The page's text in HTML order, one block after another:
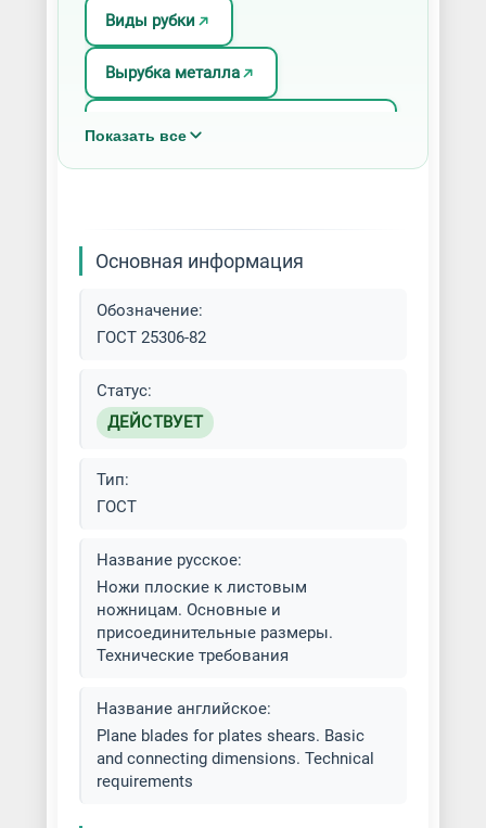
Виды рубки
Вырубка металла
Рубка заготовок
Рубка листового материала
Рубка на гильотине
Показать все
Основная информация
Обозначение:
ГОСТ 25306-82
Статус:
ДЕЙСТВУЕТ
Тип:
ГОСТ
Название русское:
Ножи плоские к листовым
ножницам. Основные и
присоединительные размеры.
Технические требования
Название английское:
Plane blades for plates shears. Basic
and connecting dimensions. Technical
requirements